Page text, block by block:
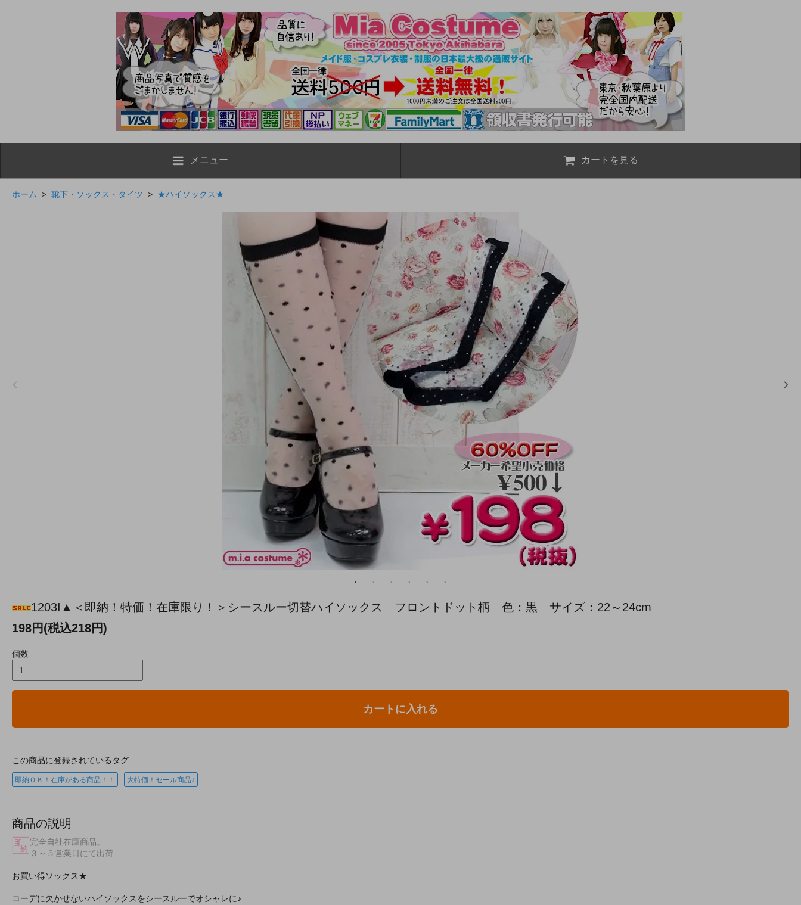
メニュー カートを見る
ホーム > 靴下・ソックス・タイツ > ★ハイソックス★
1203I▲＜即納！特価！在庫限り！＞シースルー切替ハイソックス フロントドット柄 色：黒 サイズ：22～24cm
198円(税込218円)
個数
カートに入れる
この商品に登録されているタグ
即納ＯＫ！在庫がある商品！！ 大特価！セール商品♪
商品の説明
完全自社在庫商品。
３～５営業日にて出荷
お買い得ソックス★
コーデに欠かせないハイソックスをシースルーでオシャレに♪